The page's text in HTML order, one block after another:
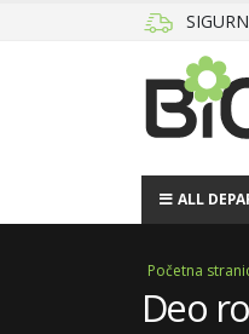
ALL
Početna
Deo